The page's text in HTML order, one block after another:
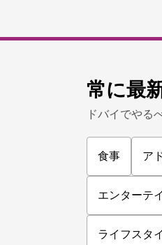
常に最
ドバイでやる
食事 ア
エンターテ
ライフスタ